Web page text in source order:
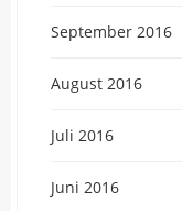
September 2016
August 2016
Juli 2016
Juni 2016